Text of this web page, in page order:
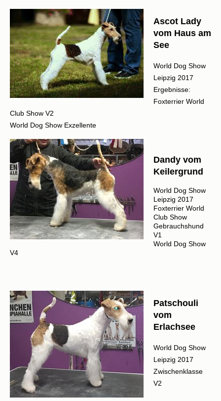
Ascot Lady
vom Haus am
See
World Dog Show
Leipzig 2017
Ergebnisse:
Foxterrier World
Club Show V2
World Dog Show Exzellente
Dandy vom
Keilergrund
World Dog Show
Leipzig 2017
Foxterrier World
Club Show
Gebrauchshund
V1
World Dog Show
V4
Patschouli
vom
Erlachsee
World Dog Show
Leipzig 2017
Zwischenklasse
V2